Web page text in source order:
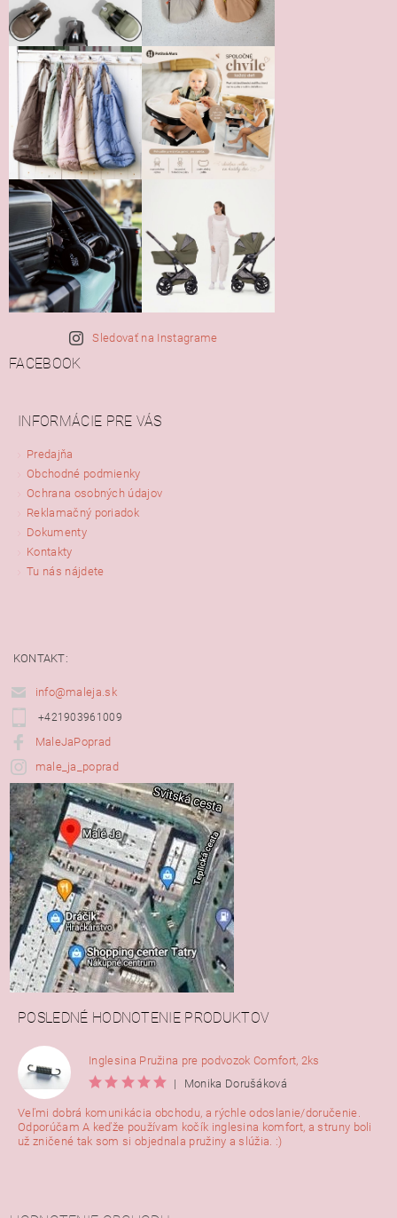
Sledovať na Instagrame
FACEBOOK
INFORMÁCIE PRE VÁS
Predajňa
Obchodné podmienky
Ochrana osobných údajov
Reklamačný poriadok
Dokumenty
Kontakty
Tu nás nájdete
KONTAKT:
info@maleja.sk
+421903961009
MaleJaPoprad
male_ja_poprad
POSLEDNÉ HODNOTENIE PRODUKTOV
Inglesina Pružina pre podvozok Comfort, 2ks
|
Monika Dorušáková
Veľmi dobrá komunikácia obchodu, a rýchle odoslanie/doručenie.
Odporúčam A keďže používam kočík inglesina komfort, a struny boli
už zničené tak som si objednala pružiny a slúžia. :)